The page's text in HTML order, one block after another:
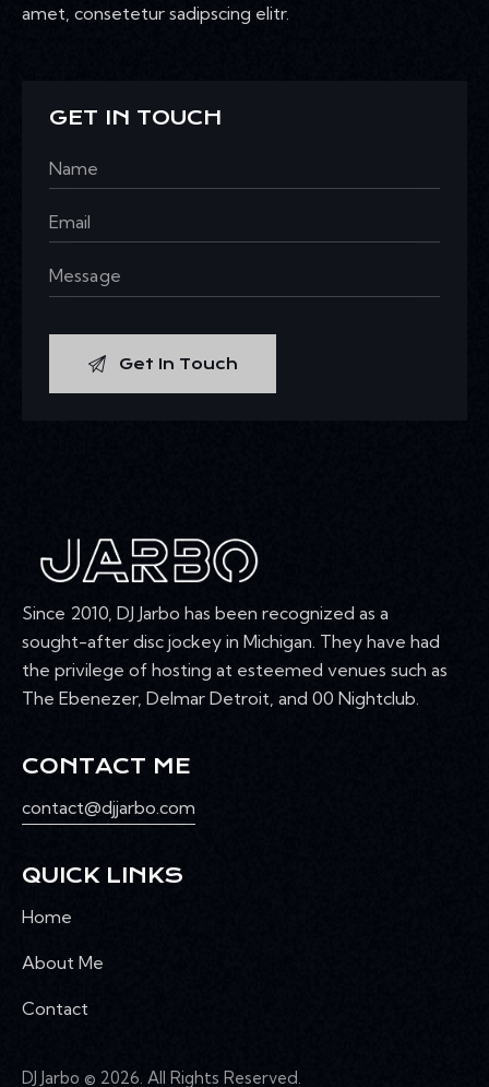
amet, consetetur sadipscing elitr.
GET IN TOUCH
Since 2010, DJ Jarbo has been recognized as a
sought-after disc jockey in Michigan. They have had
the privilege of hosting at esteemed venues such as
The Ebenezer, Delmar Detroit, and 00 Nightclub.
CONTACT ME
contact@djjarbo.com
QUICK LINKS
Home
About Me
Contact
DJ Jarbo © 2026. All Rights Reserved.